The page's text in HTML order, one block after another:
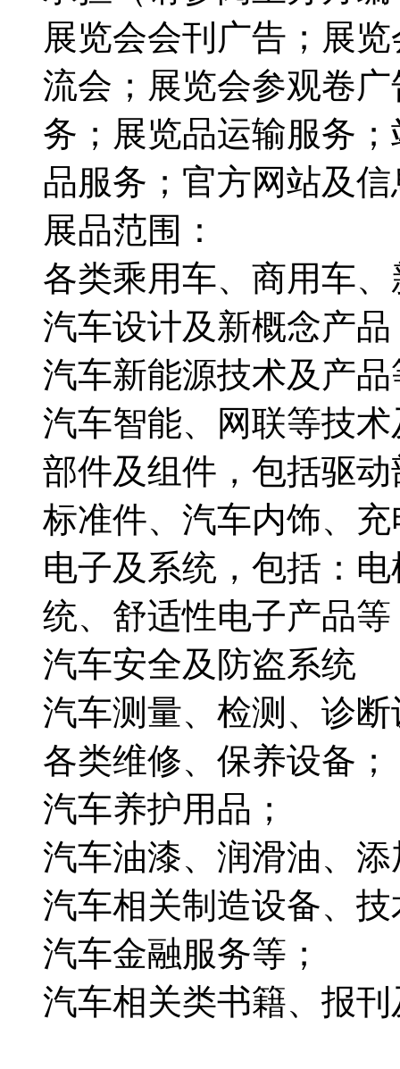
展览会会刊广告；展
流会；展览会参观卷
务；展览品运输服务
品服务；官方网站及
展品范围：
各类乘用车、商用车
汽车设计及新概念产
汽车新能源技术及产
汽车智能、网联等技
部件及组件，包括驱
标准件、汽车内饰、
电子及系统，包括：
统、舒适性电子产品等
汽车安全及防盗系统
汽车测量、检测、诊
各类维修、保养设备；
汽车养护用品；
汽车油漆、润滑油、
汽车相关制造设备、
汽车金融服务等；
汽车相关类书籍、报